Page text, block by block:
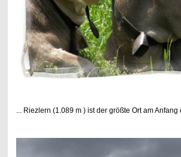
... Riezlern (1.089 m ) ist der größte Ort am